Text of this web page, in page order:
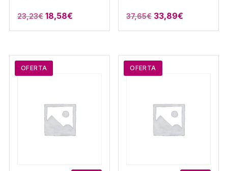
23,23€ El
precio
era:
23,23€.
18,58€El
precio
es:
37,65€ El
precio
era:
37,65€.
33,89€
precio
es:
OFERTA OFERTA